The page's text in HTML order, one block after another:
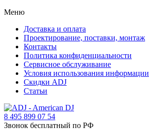
Меню
Доставка и оплата
Проектирование, поставки, монтаж
Контакты
Политика конфиденциальности
Сервисное обслуживание
Условия использования информации
Скидки ADJ
Статьи
8 495 899 07 54
Звонок бесплатный по РФ